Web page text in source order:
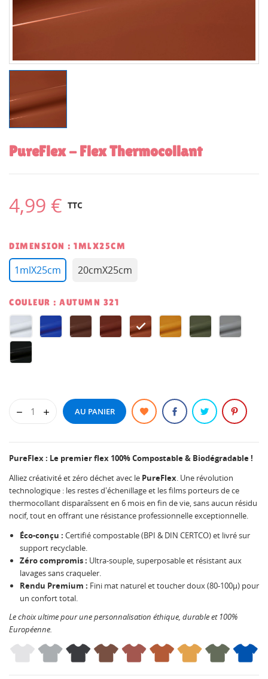
PureFlex - Flex Thermocollant
4,99 € TTC
DIMENSION : 1MLX25CM
1mlX25cm 20cmX25cm
COULEUR : AUTUMN 321
White
321
MarineBrownPaprikaAutumnAmbreGreenStone
Black
AU PANIER
PureFlex : Le premier flex 100% Compostable & Biodégradable !
Alliez créativité et zéro déchet avec le PureFlex. Une révolution
technologique : les restes d'échenillage et les films porteurs de ce
thermocollant disparaîssent en 6 mois en fin de vie, sans aucun résidu
nocif, tout en offrant une résistance professionnelle exceptionnelle.
Éco-conçu : Certifié compostable (BPI & DIN CERTCO) et livré sur
support recyclable.
Zéro compromis : Ultra-souple, superposable et résistant aux
lavages sans craqueler.
Rendu Premium : Fini mat naturel et toucher doux (80-100µ) pour
un confort total.
Le choix ultime pour une personnalisation éthique, durable et 100%
Européenne.